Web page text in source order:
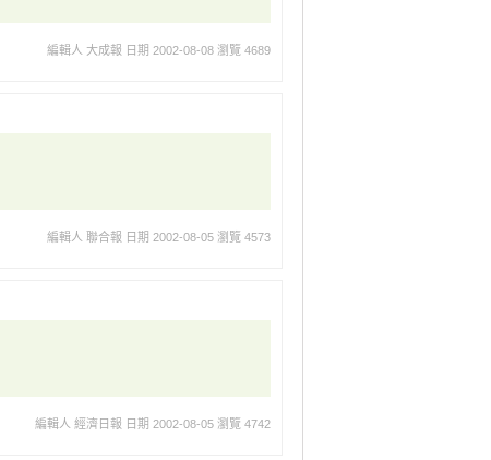
編輯人 大成報 日期 2002-08-08 瀏覽 4689
編輯人 聯合報 日期 2002-08-05 瀏覽 4573
編輯人 經濟日報 日期 2002-08-05 瀏覽 4742